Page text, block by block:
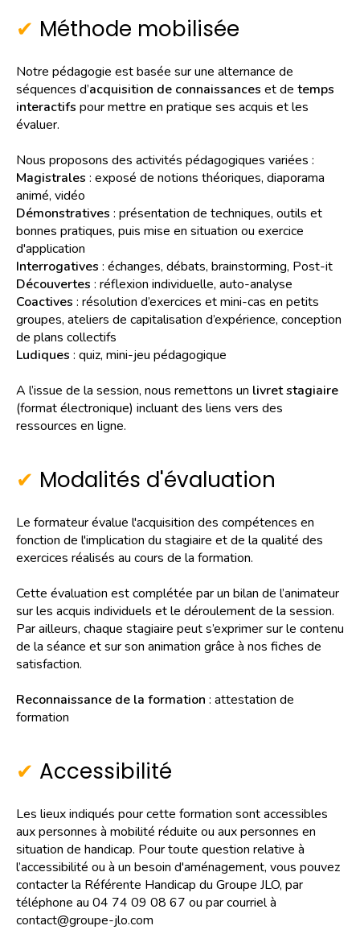
Méthode mobilisée
Notre pédagogie est basée sur une alternance de
séquences d’acquisition de connaissances et de temps
interactifs pour mettre en pratique ses acquis et les
évaluer.
Nous proposons des activités pédagogiques variées :
Magistrales : exposé de notions théoriques, diaporama
animé, vidéo
Démonstratives : présentation de techniques, outils et
bonnes pratiques, puis mise en situation ou exercice
d'application
Interrogatives : échanges, débats, brainstorming, Post-it
Découvertes : réflexion individuelle, auto-analyse
Coactives : résolution d’exercices et mini-cas en petits
groupes, ateliers de capitalisation d’expérience, conception
de plans collectifs
Ludiques : quiz, mini-jeu pédagogique
A l’issue de la session, nous remettons un livret stagiaire
(format électronique) incluant des liens vers des
ressources en ligne.
Modalités d'évaluation
Le formateur évalue l'acquisition des compétences en
fonction de l'implication du stagiaire et de la qualité des
exercices réalisés au cours de la formation.
Cette évaluation est complétée par un bilan de l’animateur
sur les acquis individuels et le déroulement de la session.
Par ailleurs, chaque stagiaire peut s’exprimer sur le contenu
de la séance et sur son animation grâce à nos fiches de
satisfaction.
Reconnaissance de la formation : attestation de
formation
Accessibilité
Les lieux indiqués pour cette formation sont accessibles
aux personnes à mobilité réduite ou aux personnes en
situation de handicap. Pour toute question relative à
l’accessibilité ou à un besoin d'aménagement, vous pouvez
contacter la Référente Handicap du Groupe JLO, par
téléphone au 04 74 09 08 67 ou par courriel à
contact@groupe-jlo.com